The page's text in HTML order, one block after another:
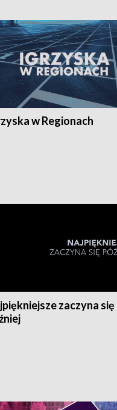
w Regionach
zaczyna się